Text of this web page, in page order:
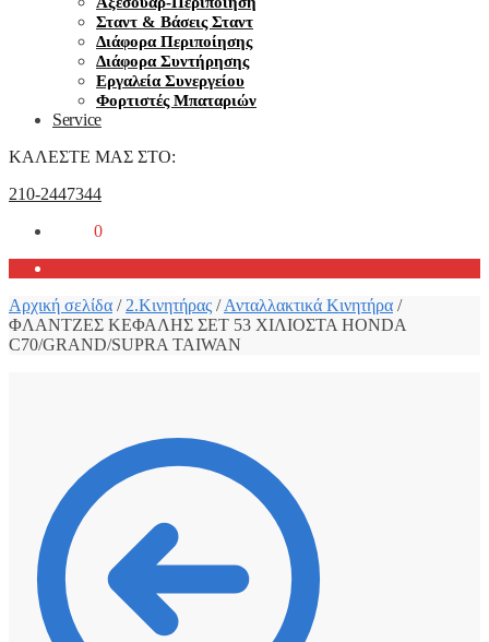
Σταντ & Βάσεις Σταντ
Διάφορα Περιποίησης
Διάφορα Συντήρησης
Εργαλεία Συνεργείου
Φορτιστές Μπαταριών
Service
ΚΑΛΕΣΤΕ ΜΑΣ ΣΤΟ:
210-2447344
0
Αρχική σελίδα / 2.Κινητήρας /Ανταλλακτικά Κινητήρα /
ΦΛΑΝΤΖΕΣ ΚΕΦΑΛΗΣ ΣΕΤ 53 ΧΙΛΙΟΣΤΑ HONDA
C70/GRAND/SUPRA TAIWAN